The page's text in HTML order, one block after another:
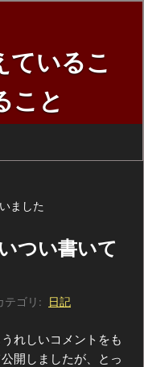
ているこ
こと
ました
つい書いて
テゴリ: 日記
れしいコメントをも
開しましたが、とっ